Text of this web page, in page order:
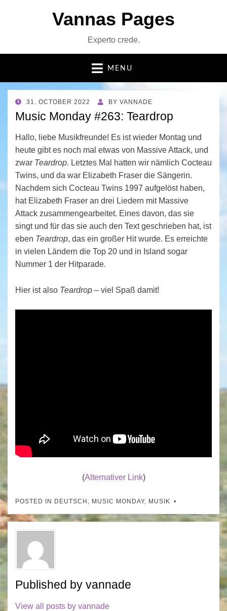
Vannas Pages
Experto crede.
MENU
POSTED
ON
31. OCTOBER 2022 BY VANNADE
Music Monday #263: Teardrop
Hallo, liebe Musikfreunde! Es ist wieder Montag und
heute gibt es noch mal etwas von Massive Attack, und
zwar Teardrop. Letztes Mal hatten wir nämlich Cocteau
Twins, und da war Elizabeth Fraser die Sängerin.
Nachdem sich Cocteau Twins 1997 aufgelöst haben,
hat Elizabeth Fraser an drei Liedern mit Massive
Attack zusammengearbeitet. Eines davon, das sie
singt und für das sie auch den Text geschrieben hat, ist
eben Teardrop, das ein großer Hit wurde. Es erreichte
in vielen Ländern die Top 20 und in Island sogar
Nummer 1 der Hitparade.
Hier ist also Teardrop – viel Spaß damit!
(Alternativer Link)
POSTED IN DEUTSCH MUSIC MONDAY, MUSIK
Published by vannade
View all posts by vannade